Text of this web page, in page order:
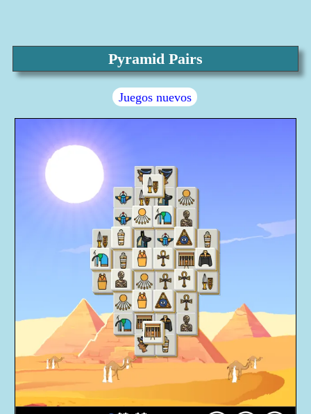
Pyramid Pairs
Juegos nuevos